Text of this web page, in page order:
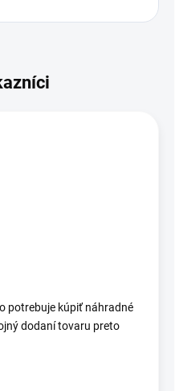
potrebuje kúpiť náhradné
dodaní tovaru preto